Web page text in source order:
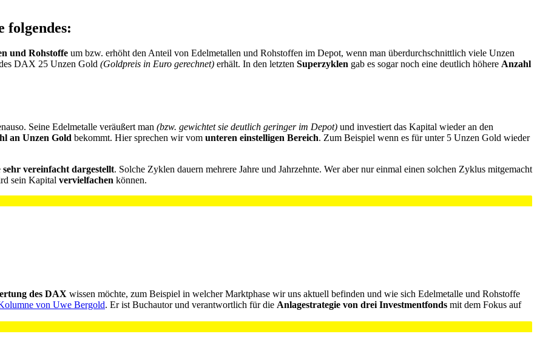
folgendes:
und Rohstoffe um bzw. erhöht den Anteil von Edelmetallen und Rohstoffen im Depot, wenn man überdurchschnittlich viele Unzen
DAX 25 Unzen Gold (Goldpreis in Euro gerechnet) erhält. In den letzten Superzyklen gab es sogar noch eine deutlich höhere Anzahl
Seine Edelmetalle veräußert man (bzw. gewichtet sie deutlich geringer im Depot) und investiert das Kapital wieder an den
an Unzen Gold bekommt. Hier sprechen wir vom unteren einstelligen Bereich. Zum Beispiel wenn es für unter 5 Unzen Gold wieder
sehr vereinfacht dargestellt. Solche Zyklen dauern mehrere Jahre und Jahrzehnte. Wer aber nur einmal einen solchen Zyklus mitgemacht
sein Kapital vervielfachen können.
des DAX wissen möchte, zum Beispiel in welcher Marktphase wir uns aktuell befinden und wie sich Edelmetalle und Rohstoffe
von Uwe Bergold. Er ist Buchautor und verantwortlich für die Anlagestrategie von drei Investmentfonds mit dem Fokus auf